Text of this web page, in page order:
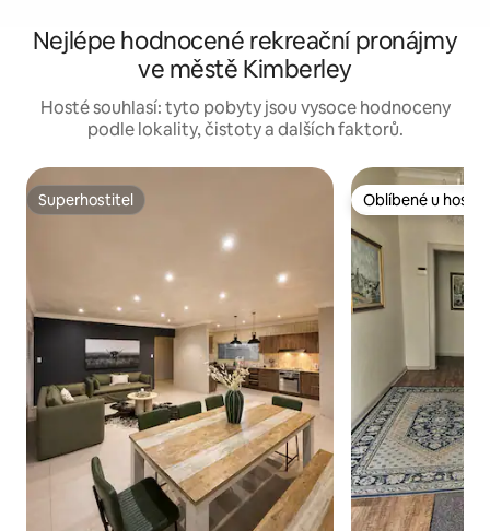
Nejlépe hodnocené rekreační pronájmy
ve městě Kimberley
Hosté souhlasí: tyto pobyty jsou vysoce hodnoceny
podle lokality, čistoty a dalších faktorů.
Superhostitel
Superhostitel Oblíbené u hostů
Oblíbené u hostů